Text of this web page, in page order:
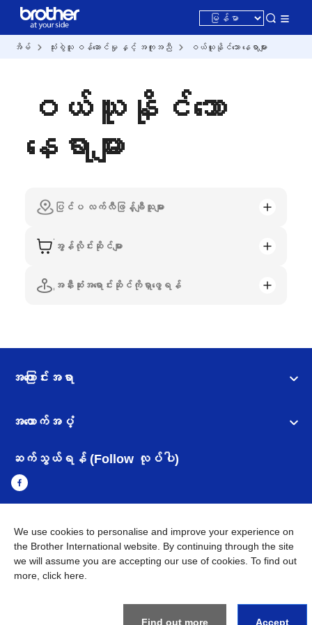
အိမ် သုံးစွဲသူ ဝန်ဆောင်မှု နှင့် အကူအညီ ဝယ်ယူနိုင်သော နေရာများ
ဝယ်ယူနိုင်သော
နေရာများ
ပြင်ပ လက်လီဖြန့်ချီသူများ
အွန်လိုင်းဆိုင်များ
အနီးဆုံးအရောင်းဆိုင်ကိုရှာဖွေရန်
အကြောင်းအရာ
အထောက်အပံ့
ဆက်သွယ်ရန် (Follow လုပ်ပါ)
Myanmar Brother ၏ ကမ္ဘာတစ်ဝန်းရှိ ကွန်ယက်များ
အချက်အလက်မူဝါဒ အသုံးပြုမူဝါဒ
Brother Global ဝက်ဆိုဒ်သို့သွားရန်
We use cookies to personalise and improve your experience on
the Brother International website. By continuing through the site
we will assume you are accepting our use of cookies. To find out
more, click here
Find out more Accept